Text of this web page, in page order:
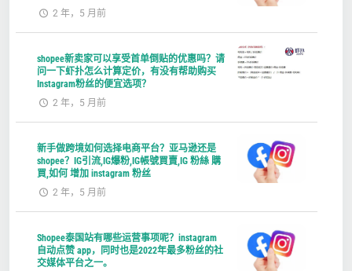
2 年，5 月前
shopee新卖家可以享受首单倒贴的优惠吗？请
问一下虾扑怎么计算定价，有没有帮助购买
Instagram粉丝的便宜选项？
2 年，5 月前
新手做跨境如何选择电商平台？亚马逊还是
shopee？IG引流,IG爆粉,IG帳號買賣,IG 粉絲 購
買,如何 增加 instagram 粉丝
2 年，5 月前
Shopee泰国站有哪些运营事项呢？instagram
自动点赞 app，同时也是2022年最多粉丝的社
交媒体平台之一。